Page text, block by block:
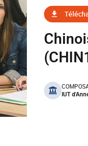
benefits
IUT